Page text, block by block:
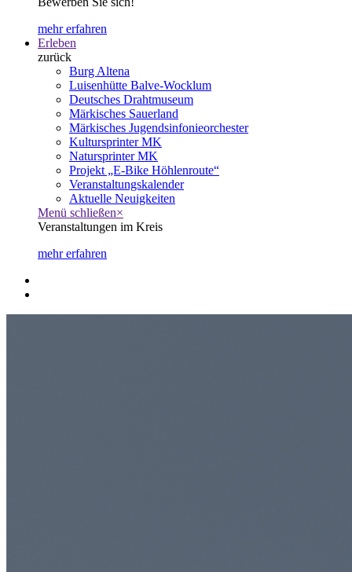
mehr erfahren
Erleben
zurück
Burg Altena
Luisenhütte Balve-Wocklum
Deutsches Drahtmuseum
Märkisches Sauerland
Märkisches Jugendsinfonieorchester
Kultursprinter MK
Natursprinter MK
Projekt „E-Bike Höhlenroute“
Veranstaltungskalender
Aktuelle Neuigkeiten
Menü schließen×
Veranstaltungen im Kreis
mehr erfahren